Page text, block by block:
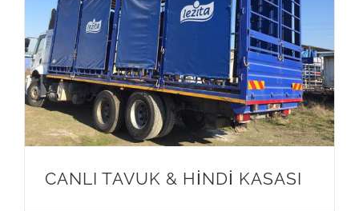
CANLI TAVUK & HİNDİ KASASI